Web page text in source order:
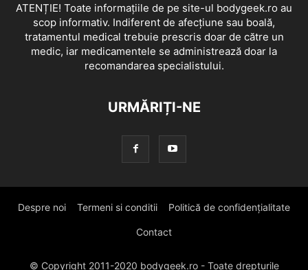
ATENȚIE! Toate informațiile de pe site-ul bodygeek.ro au
scop informativ. Indiferent de afecțiune sau boală,
tratamentul medical trebuie prescris doar de către un
medic, iar medicamentele se administrează doar la
recomandarea specialistului.
URMĂRIȚI-NE
Despre noi Termeni si conditii Politică de confidențialitate
Contact
© Copyright 2011-2020 bodygeek.ro - Toate drepturile